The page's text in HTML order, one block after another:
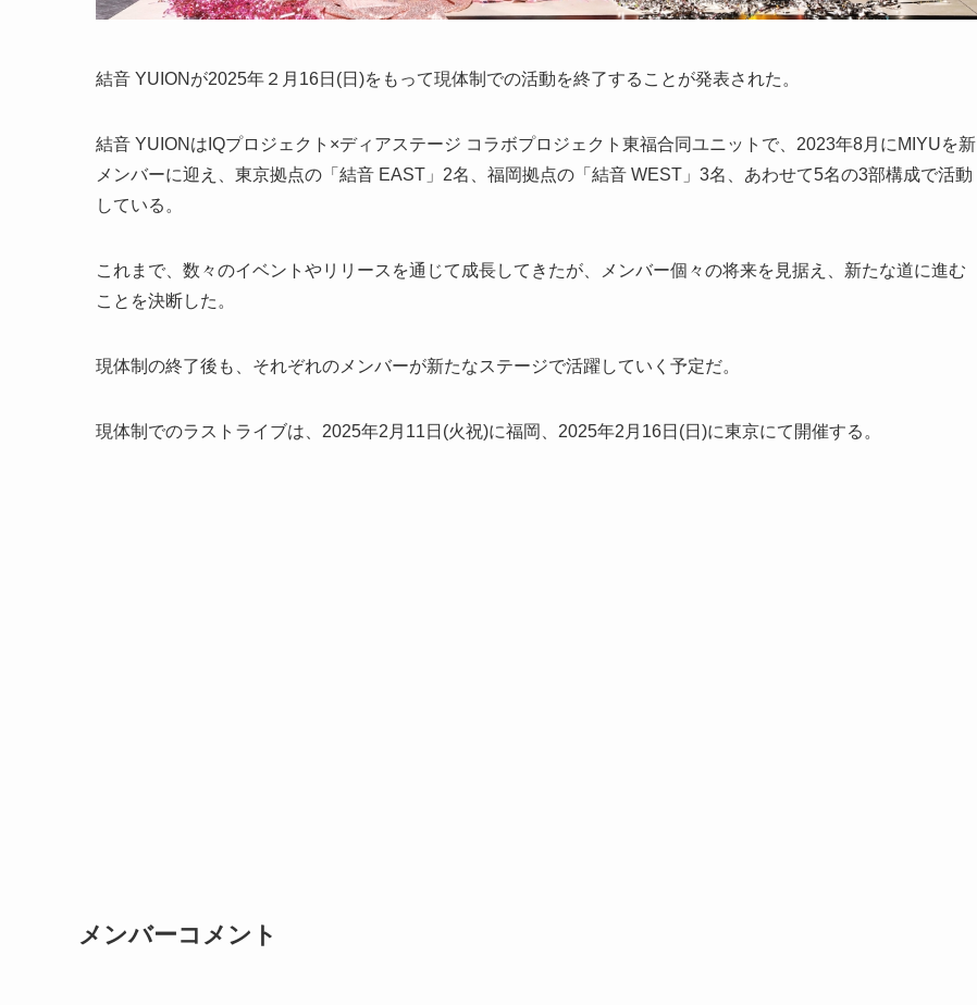
結音 YUIONが2025年２月16日(日)をもって現体制での活動を終了することが発表された。
結音 YUIONはIQプロジェクト×ディアステージ コラボプロジェクト東福合同ユニットで、2023年8月にMIYUを新
メンバーに迎え、東京拠点の「結音 EAST」2名、福岡拠点の「結音 WEST」3名、あわせて5名の3部構成で活動
している。
これまで、数々のイベントやリリースを通じて成長してきたが、メンバー個々の将来を見据え、新たな道に進む
ことを決断した。
現体制の終了後も、それぞれのメンバーが新たなステージで活躍していく予定だ。
現体制でのラストライブは、2025年2月11日(火祝)に福岡、2025年2月16日(日)に東京にて開催する。
メンバーコメント